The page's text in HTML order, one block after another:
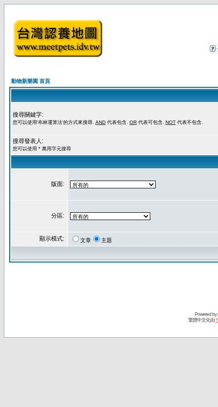
動物新樂園 首頁
搜尋關鍵字:
您可以使用'布林運算法'的方式來搜尋. AND 代表包含. OR 代表可包含. NOT 代表不包含.
搜尋發表人:
您可以使用 * 萬用字元搜尋
版面:
分區:
顯示模式: 文章 主題
Powered by
繁體中文化由